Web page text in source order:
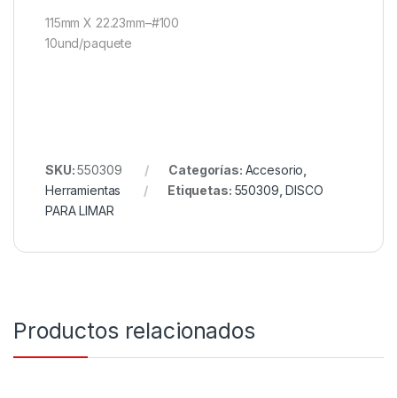
115mm X 22.23mm–#100
10und/paquete
SKU:550309 Categorías: Accesorio
Herramientas
Etiquetas: 550309 ,DISCO
PARA LIMAR
Productos relacionados